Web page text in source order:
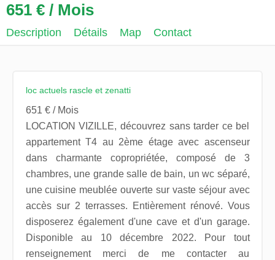
651 € / Mois
Description Détails Map Contact
loc actuels rascle et zenatti
651 € / Mois
LOCATION VIZILLE, découvrez sans tarder ce bel
appartement T4 au 2ème étage avec ascenseur
dans charmante copropriétée, composé de 3
chambres, une grande salle de bain, un wc séparé,
une cuisine meublée ouverte sur vaste séjour avec
accès sur 2 terrasses. Entièrement rénové. Vous
disposerez également d'une cave et d'un garage.
Disponible au 10 décembre 2022. Pour tout
renseignement merci de me contacter au